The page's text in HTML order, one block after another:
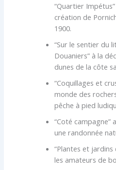
“Quartier
création de
1900.
“Sur le sentier du
Douaniers” à la
dunes de la côte
“Coquillages et
monde des
pêche à pied
“Coté campagne”
une randonnée
“Plantes et
les amateurs de